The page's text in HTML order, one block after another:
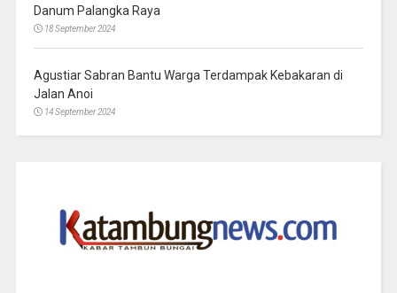
Danum Palangka Raya
18 September 2024
Agustiar Sabran Bantu Warga Terdampak Kebakaran di
Jalan Anoi
14 September 2024